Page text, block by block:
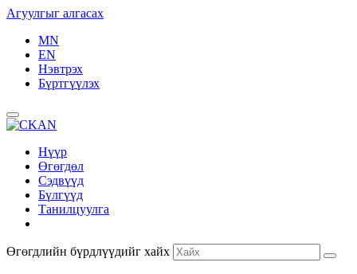
Агуулгыг алгасах
MN
EN
Нэвтрэх
Бүртгүүлэх
Нүүр
Өгөгдөл
Сэдвүүд
Бүлгүүд
Танилцуулга
Өгөгдлийн бүрдлүүдийг хайх